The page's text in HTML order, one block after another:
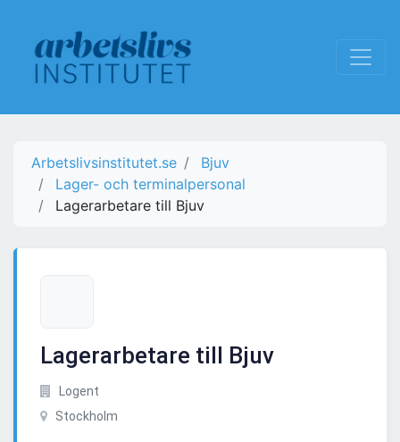
Arbetslivsinstitutet.se
Bjuv
Lager- och terminalpersonal
Lagerarbetare till Bjuv
Lagerarbetare till Bjuv
Logent
Stockholm